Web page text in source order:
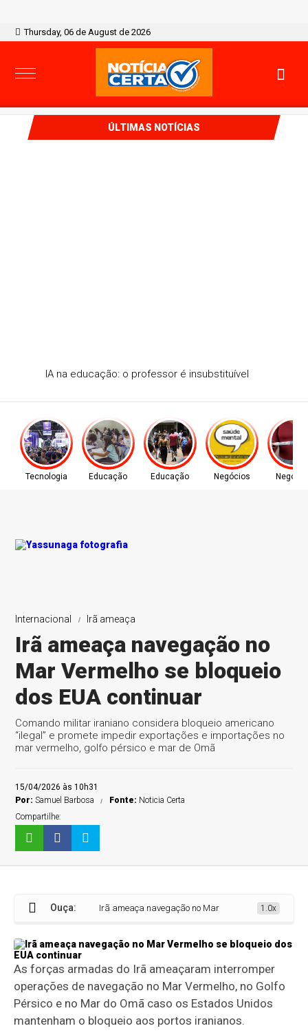
Thursday, 06 de August de 2026
ÚLTIMAS NOTÍCIAS
IA na educação: o professor é insubstituível
Tecnologia Educação Educação Negócios
Internacional Irã ameaça
Irã ameaça navegação no
Mar Vermelho se bloqueio
dos EUA continuar
Comando militar iraniano considera bloqueio americano
“ilegal” e promete impedir exportações e importações no
mar vermelho, golfo pérsico e mar de Omã
15/04/2026 às 10h31
Por:Samuel Barbosa Fonte: Noticia Certa
Compartilhe:
Ouça: Irã ameaça navegação no Mar Vermelho se bloqueio
1.0x
As forças armadas do Irã ameaçaram interromper
operações de navegação no Mar Vermelho, no Golfo
Pérsico e no Mar do Omã caso os Estados Unidos
mantenham o bloqueio aos portos iranianos.